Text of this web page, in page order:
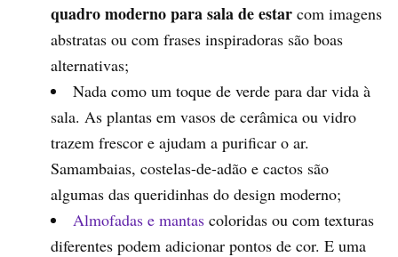
quadro moderno para sala de estar com imagens
abstratas ou com frases inspiradoras são boas
alternativas;
Nada como um toque de verde para dar vida à
sala. As plantas em vasos de cerâmica ou vidro
trazem frescor e ajudam a purificar o ar.
Samambaias, costelas-de-adão e cactos são
algumas das queridinhas do design moderno;
Almofadas e mantas coloridas ou com texturas
diferentes podem adicionar pontos de cor. E uma